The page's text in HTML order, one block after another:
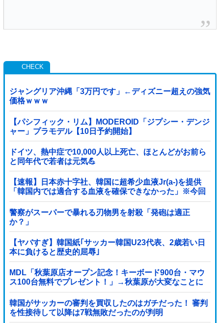
ジャングリア沖縄「3万円です」←ディズニー超えの強気
価格ｗｗｗ
【パシフィック・リム】MODEROID「ジプシー・デンジ
ャー」プラモデル【10日予約開始】
ドイツ、熱中症で10,000人以上死亡、ほとんどがお前ら
と同年代で若者は元気💪
【速報】日本赤十字社、韓国に超希少血液Jr(a-)を提供
「韓国内では適合する血液を確保できなかった」※今回
で4回目
警察がスーパーで暴れる刃物男を射殺「発砲は適正
か？」
【ヤバすぎ】韓国紙｢サッカー韓国U23代表、2歳若い日
本に負けると歴史的屈辱｣
MDL「秋葉原店オープン記念！キーボード900台・マウ
ス100台無料でプレゼント！」→秋葉原が大変なことに
なってしまう
韓国がサッカーの審判を買収したのはガチだった！ 審判
を性接待して以降は7戦無敗だったのが判明